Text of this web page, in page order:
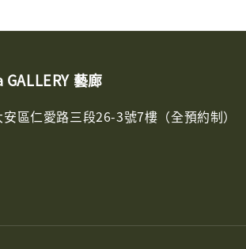
GALLERY 藝廊
區仁愛路三段26-3號7樓（全預約制）